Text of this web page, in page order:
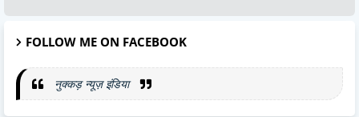
FOLLOW ME ON FACEBOOK
नुक्कड़ न्यूज़ इंडिया